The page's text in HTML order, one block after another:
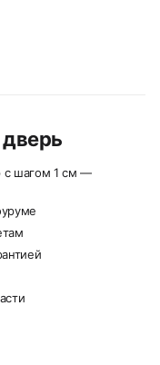
с шагом 1 см —